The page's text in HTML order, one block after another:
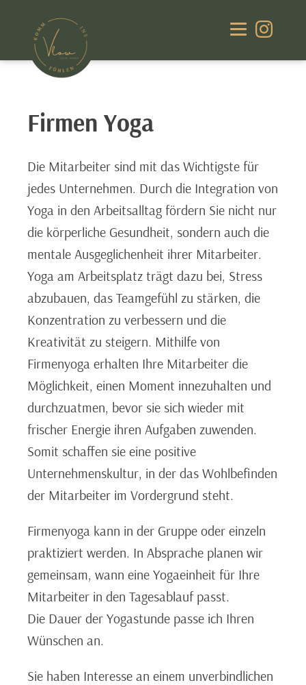
Firmen Yoga
Die Mitarbeiter sind mit das Wichtigste für
jedes Unternehmen. Durch die Integration von
Yoga in den Arbeitsalltag fördern Sie nicht nur
die körperliche Gesundheit, sondern auch die
mentale Ausgeglichenheit ihrer Mitarbeiter.
Yoga am Arbeitsplatz trägt dazu bei, Stress
abzubauen, das Teamgefühl zu stärken, die
Konzentration zu verbessern und die
Kreativität zu steigern. Mithilfe von
Firmenyoga erhalten Ihre Mitarbeiter die
Möglichkeit, einen Moment innezuhalten und
durchzuatmen, bevor sie sich wieder mit
frischer Energie ihren Aufgaben zuwenden.
Somit schaffen sie eine positive
Unternehmenskultur, in der das Wohlbefinden
der Mitarbeiter im Vordergrund steht.
Firmenyoga kann in der Gruppe oder einzeln
praktiziert werden. In Absprache planen wir
gemeinsam, wann eine Yogaeinheit für Ihre
Mitarbeiter in den Tagesablauf passt.
Die Dauer der Yogastunde passe ich Ihren
Wünschen an.
Sie haben Interesse an einem unverbindlichen